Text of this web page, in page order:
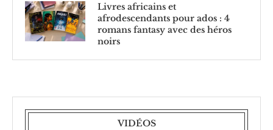
Livres africains et
afrodescendants pour ados : 4
romans fantasy avec des héros
noirs
VIDÉOS